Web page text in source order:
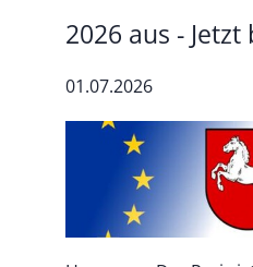
2026 aus -
01.07.2026